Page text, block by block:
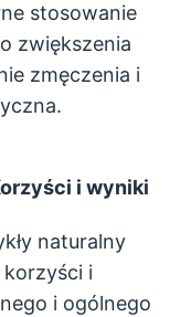
stosowanie
zwiększenia
zmęczenia i
i wyniki
naturalny
i
i ogólnego